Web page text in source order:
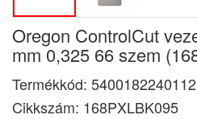
Oregon ControlCut
mm 0,325 66 szem
Termékkód: 5400182240112
Cikkszám: 168PXLBK095